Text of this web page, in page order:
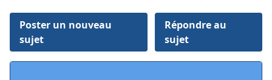
Poster un nouveau
sujet
Répondre au
sujet